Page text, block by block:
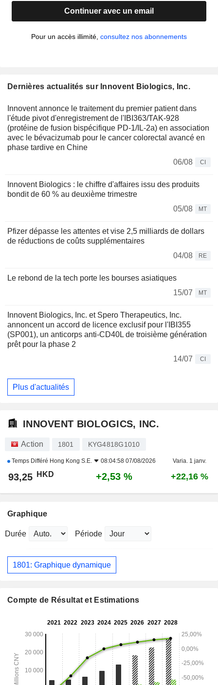
Continuer avec un email
Pour un accès illimité, consultez nos abonnements
Dernières actualités sur Innovent Biologics, Inc.
Innovent annonce le traitement du premier patient dans
l'étude pivot d'enregistrement de l'IBI363/TAK-928
(protéine de fusion bispécifique PD-1/IL-2a) en association
avec le bévacizumab pour le cancer colorectal avancé en
phase tardive en Chine
06/08
CI
Innovent Biologics : le chiffre d'affaires issu des produits
bondit de 60 % au deuxième trimestre
05/08
MT
Pfizer dépasse les attentes et vise 2,5 milliards de dollars
de réductions de coûts supplémentaires
04/08
RE
Le rebond de la tech porte les bourses asiatiques
15/07
MT
Innovent Biologics, Inc. et Spero Therapeutics, Inc.
annoncent un accord de licence exclusif pour l'IBI355
(SP001), un anticorps anti-CD40L de troisième génération
prêt pour la phase 2
14/07
CI
Plus d'actualités
INNOVENT BIOLOGICS, INC.
Action 1801 KYG4818G1010
Temps Différé Hong Kong S.E. 08:04:58 07/08/2026 Varia. 1 janv.
93,25 HKD +2,53 % +22,16 %
Graphique
Durée Période
1801: Graphique dynamique
Compte de Résultat et Estimations